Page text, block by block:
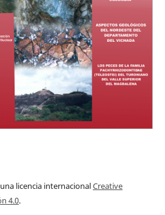
licencia internacionalCreative
4.0.